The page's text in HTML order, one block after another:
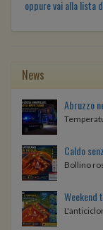
oppure vai alla lista
News
Abruzzo
Caldo
Bollino
Weekend